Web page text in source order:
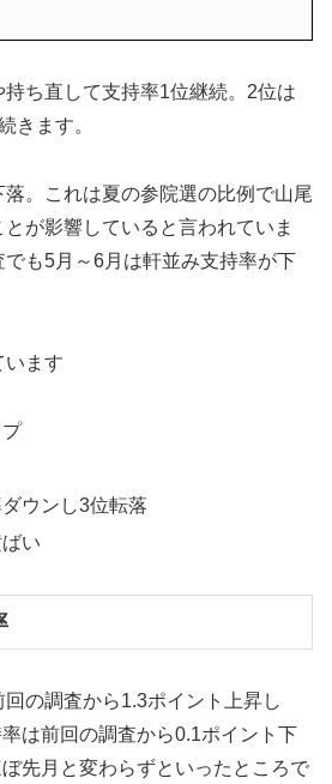
ち直して支持率1位継続。2位は
きます。
。これは夏の参院選の比例で山尾
が影響していると言われていま
も5月～6月は軒並み支持率が下
います
ウンし3位転落
い
の調査から1.3ポイント上昇し
は前回の調査から0.1ポイント下
先月と変わらずといったところで